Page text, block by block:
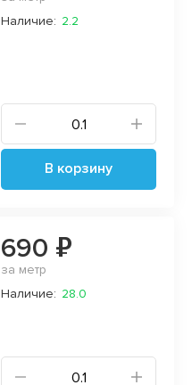
Наличие: 2.2
В корзину
690 ₽
за метр
Наличие: 28.0